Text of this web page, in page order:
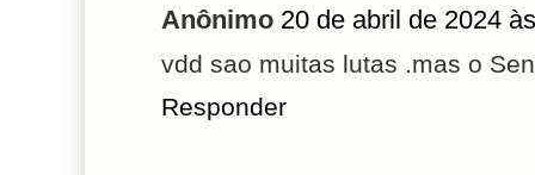
Anônimo 20 de abril de 2024
vdd sao muitas lutas .mas o
Responder